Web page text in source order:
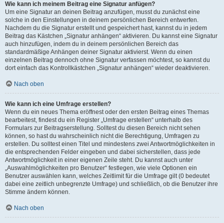
Wie kann ich meinem Beitrag eine Signatur anfügen?
Um eine Signatur an deinen Beitrag anzufügen, musst du zunächst eine
solche in den Einstellungen in deinem persönlichen Bereich entwerfen.
Nachdem du die Signatur erstellt und gespeichert hast, kannst du in jedem
Beitrag das Kästchen „Signatur anhängen“ aktivieren. Du kannst eine Signatur
auch hinzufügen, indem du in deinem persönlichen Bereich das
standardmäßige Anhängen deiner Signatur aktivierst. Wenn du einen
einzelnen Beitrag dennoch ohne Signatur verfassen möchtest, so kannst du
dort einfach das Kontrollkästchen „Signatur anhängen“ wieder deaktivieren.
Nach oben
Wie kann ich eine Umfrage erstellen?
Wenn du ein neues Thema eröffnest oder den ersten Beitrag eines Themas
bearbeitest, findest du ein Register „Umfrage erstellen“ unterhalb des
Formulars zur Beitragserstellung. Solltest du diesen Bereich nicht sehen
können, so hast du wahrscheinlich nicht die Berechtigung, Umfragen zu
erstellen. Du solltest einen Titel und mindestens zwei Antwortmöglichkeiten in
die entsprechenden Felder eingeben und dabei sicherstellen, dass jede
Antwortmöglichkeit in einer eigenen Zeile steht. Du kannst auch unter
„Auswahlmöglichkeiten pro Benutzer“ festlegen, wie viele Optionen ein
Benutzer auswählen kann, welches Zeitlimit für die Umfrage gilt (0 bedeutet
dabei eine zeitlich unbegrenzte Umfrage) und schließlich, ob die Benutzer ihre
Stimme ändern können.
Nach oben